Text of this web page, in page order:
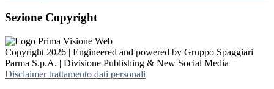
Sezione Copyright
Copyright 2026 | Engineered and powered by Gruppo Spaggiari
Parma S.p.A. | Divisione Publishing & New Social Media
Disclaimer trattamento dati personali